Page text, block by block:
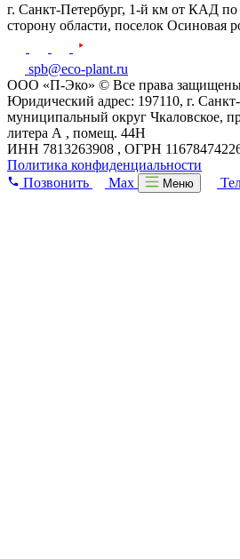
г. Санкт-Петербург, 1-й км от КАД по
сторону области, поселок Осиновая
spb@eco-plant.ru
ООО «П-Эко» © Все права
Юридический адрес: 197110, г.
муниципальный округ Чкаловское,
литера А , помещ. 44Н
ИНН 7813263908 , ОГРН
Политика конфиденциальности
Позвонить
Max Меню